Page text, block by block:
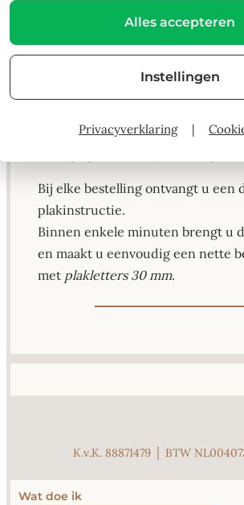
in gebruik, zowel binnen als buiten.
U stelt zelf de tekst, kleur en
letters bij uiteenlopende
Bij elke bestelling ontvangt u een
plakinstructie.
Binnen enkele minuten brengt u
en maakt u eenvoudig een nette
met plakletters 30 mm.
K.v.K. 88871479 │ BTW
Wat doe ik
Alles accepteren
Instellingen
Privacyverklaring |